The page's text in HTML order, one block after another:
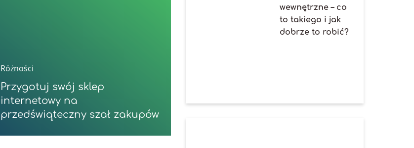
Różności
Przygotuj swój sklep
internetowy na
przedświąteczny szał zakupów
wewnętrzne – co
to takiego i jak
dobrze to robić?